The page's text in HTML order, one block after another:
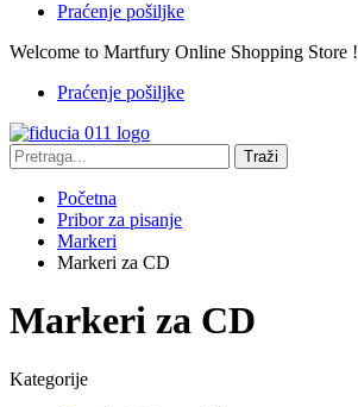
Praćenje pošiljke
Welcome to Martfury Online Shopping Store !
Praćenje pošiljke
Traži
Početna
Pribor za pisanje
Markeri
Markeri za CD
Markeri za CD
Kategorije